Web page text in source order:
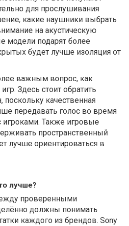
для прослушивания
какие наушники выбрать
на акустическую
модели подарят более
будет лучше изоляция от
важным вопрос, как
Здесь стоит обратить
качественная
передавать голос во время
Также игровые
пространственный
лучше ориентироваться в
лучше?
проверенными
должны понимать
каждого из брендов. Sony